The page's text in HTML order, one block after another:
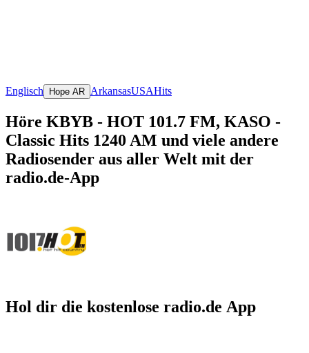
Englisch Hope AR ArkansasUSAHits
Höre KBYB - HOT 101.7 FM, KASO -
Classic Hits 1240 AM und viele andere
Radiosender aus aller Welt mit der
radio.de-App
Hol dir die kostenlose radio.de App